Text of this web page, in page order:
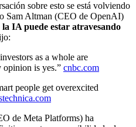
sobre esto se está volviendo
Sam Altman (CEO de OpenAI)
la IA puede estar atravesando
as a whole are
is yes.” cnbc.com
people get overexcited
de Meta Platforms) ha